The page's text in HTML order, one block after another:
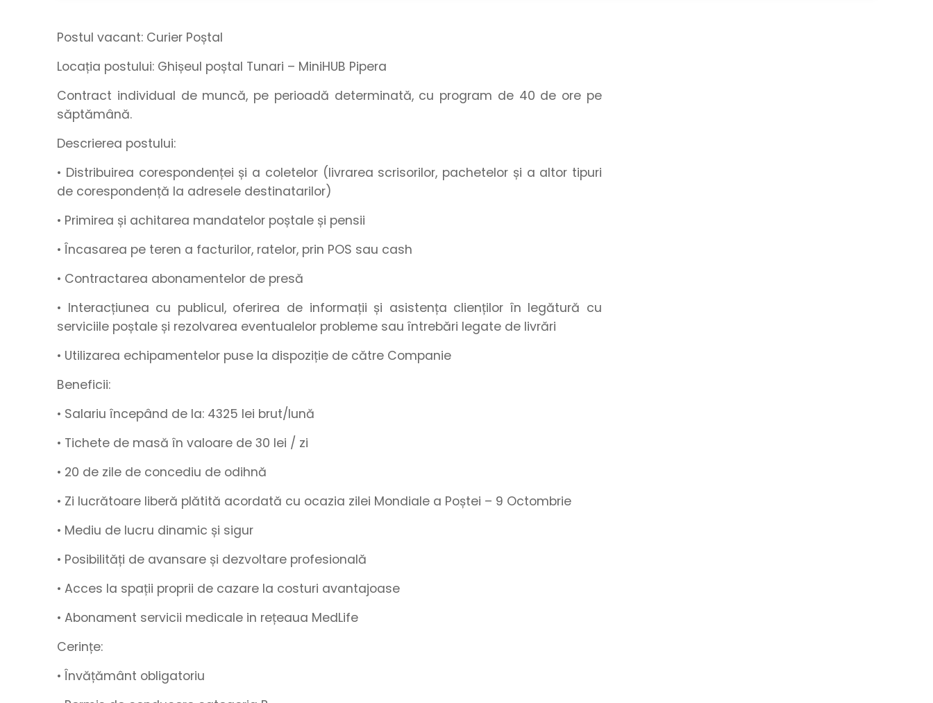
Postul vacant: Curier Poștal
Locația postului: Ghișeul poștal Tunari – MiniHUB Pipera
Contract individual de muncă, pe perioadă determinată, cu program de 40 de ore pe
săptămână.
Descrierea postului:
• Distribuirea corespondenței și a coletelor (livrarea scrisorilor, pachetelor și a altor tipuri
de corespondență la adresele destinatarilor)
• Primirea și achitarea mandatelor poștale și pensii
• Încasarea pe teren a facturilor, ratelor, prin POS sau cash
• Contractarea abonamentelor de presă
• Interacțiunea cu publicul, oferirea de informații și asistența clienților în legătură cu
serviciile poștale și rezolvarea eventualelor probleme sau întrebări legate de livrări
• Utilizarea echipamentelor puse la dispoziție de către Companie
Beneficii:
• Salariu începând de la: 4325 lei brut/lună
• Tichete de masă în valoare de 30 lei / zi
• 20 de zile de concediu de odihnă
• Zi lucrătoare liberă plătită acordată cu ocazia zilei Mondiale a Poștei – 9 Octombrie
• Mediu de lucru dinamic și sigur
• Posibilități de avansare și dezvoltare profesională
• Acces la spații proprii de cazare la costuri avantajoase
• Abonament servicii medicale in rețeaua MedLife
Cerințe:
• Învățământ obligatoriu